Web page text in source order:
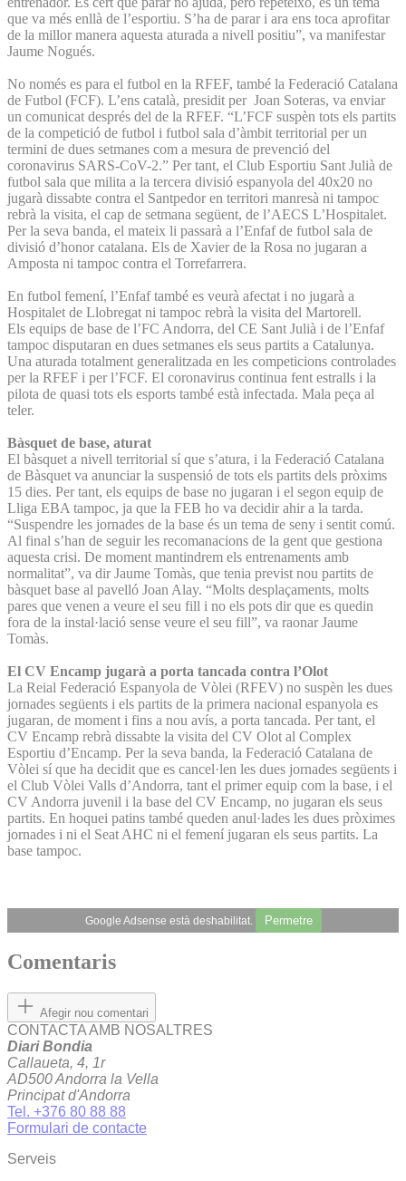
que va més enllà de l’esportiu. S’ha de parar i ara ens toca aprofitar
de la millor manera aquesta aturada a nivell positiu”, va manifestar
Jaume Nogués.
No només es para el futbol en la RFEF, també la Federació Catalana
de Futbol (FCF). L’ens català, presidit per Joan Soteras, va enviar
un comunicat després del de la RFEF. “L’FCF suspèn tots els partits
de la competició de futbol i futbol sala d’àmbit territorial per un
termini de dues setmanes com a mesura de prevenció del
coronavirus SARS-CoV-2.” Per tant, el Club Esportiu Sant Julià de
futbol sala que milita a la tercera divisió espanyola del 40x20 no
jugarà dissabte contra el Santpedor en territori manresà ni tampoc
rebrà la visita, el cap de setmana següent, de l’AECS L’Hospitalet.
Per la seva banda, el mateix li passarà a l’Enfaf de futbol sala de
divisió d’honor catalana. Els de Xavier de la Rosa no jugaran a
Amposta ni tampoc contra el Torrefarrera.
En futbol femení, l’Enfaf també es veurà afectat i no jugarà a
Hospitalet de Llobregat ni tampoc rebrà la visita del Martorell.
Els equips de base de l’FC Andorra, del CE Sant Julià i de l’Enfaf
tampoc disputaran en dues setmanes els seus partits a Catalunya.
Una aturada totalment generalitzada en les competicions controlades
per la RFEF i per l’FCF. El coronavirus continua fent estralls i la
pilota de quasi tots els esports també està infectada. Mala peça al
teler.
Bàsquet de base, aturat
El bàsquet a nivell territorial sí que s’atura, i la Federació Catalana
de Bàsquet va anunciar la suspensió de tots els partits dels pròxims
15 dies. Per tant, els equips de base no jugaran i el segon equip de
Lliga EBA tampoc, ja que la FEB ho va decidir ahir a la tarda.
“Suspendre les jornades de la base és un tema de seny i sentit comú.
Al final s’han de seguir les recomanacions de la gent que gestiona
aquesta crisi. De moment mantindrem els entrenaments amb
normalitat”, va dir Jaume Tomàs, que tenia previst nou partits de
bàsquet base al pavelló Joan Alay. “Molts desplaçaments, molts
pares que venen a veure el seu fill i no els pots dir que es quedin
fora de la instal·lació sense veure el seu fill”, va raonar Jaume
Tomàs.
El CV Encamp jugarà a porta tancada contra l’Olot
La Reial Federació Espanyola de Vòlei (RFEV) no suspèn les dues
jornades següents i els partits de la primera nacional espanyola es
jugaran, de moment i fins a nou avís, a porta tancada. Per tant, el
CV Encamp rebrà dissabte la visita del CV Olot al Complex
Esportiu d’Encamp. Per la seva banda, la Federació Catalana de
Vòlei sí que ha decidit que es cancel·len les dues jornades següents i
el Club Vòlei Valls d’Andorra, tant el primer equip com la base, i el
CV Andorra juvenil i la base del CV Encamp, no jugaran els seus
partits. En hoquei patins també queden anul·lades les dues pròximes
jornades i ni el Seat AHC ni el femení jugaran els seus partits. La
base tampoc.
Google Adsense està deshabilitat. Permetre
Comentaris
Afegir nou comentari
CONTACTA AMB NOSALTRES
Diari Bondia
Callaueta, 4, 1r
AD500 Andorra la Vella
Principat d'Andorra
Tel. +376 80 88 88
Formulari de contacte
Serveis